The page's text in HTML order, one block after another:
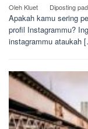
Oleh Kluet Diposting
Apakah kamu sering
profil Instagrammu?
instagrammu ataukah